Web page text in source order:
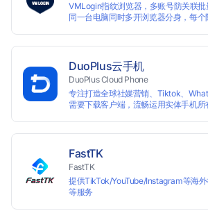
VMLogin指纹浏览器，多账号防关联批
同一台电脑同时多开浏览器分身，每
DuoPlus云手机
DuoPlus Cloud Phone
专注打造全球社媒营销、Tiktok、
需要下载客户端，流畅运用实体手机所
FastTK
FastTK
提供TikTok/YouTube/Instagram等海
等服务